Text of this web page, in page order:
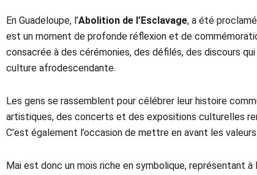
En Guadeloupe, l’Abolition de l’Esclavage, a été
est un moment de profonde réflexion et de
consacrée à des cérémonies, des défilés, des discours
culture afrodescendante.
Les gens se rassemblent pour célébrer leur histoire
artistiques, des concerts et des expositions culturelles
C’est également l’occasion de mettre en avant les
Mai est donc un mois riche en symbolique, représentant